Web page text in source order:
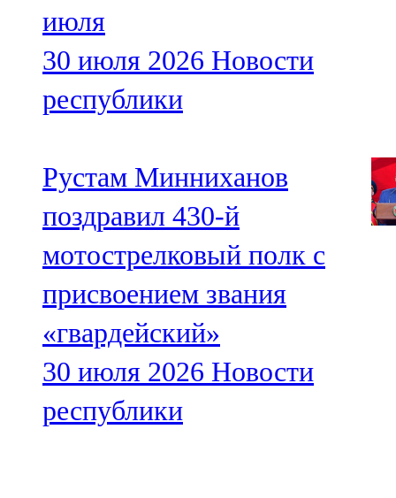
июля
30 июля 2026 Новости
республики
Рустам Минниханов
поздравил 430-й
мотострелковый полк с
присвоением звания
«гвардейский»
30 июля 2026 Новости
республики